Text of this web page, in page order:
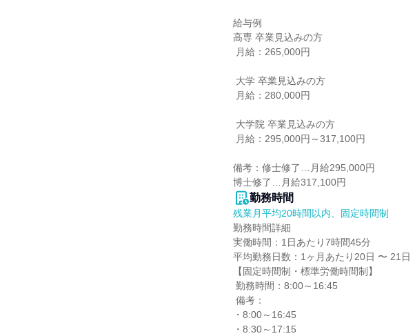
給与例
高専 卒業見込みの方
備考：修士修了…月給295,000円
博士修了…月給317,100円
勤務時間
残業月平均20時間以内、固定時間制
勤務時間詳細
実働時間：1日あたり7時間45分
平均勤務日数：1ヶ月あたり20日 〜 21日
【固定時間制・標準労働時間制】
・8:00～16:45
・8:30～17:15